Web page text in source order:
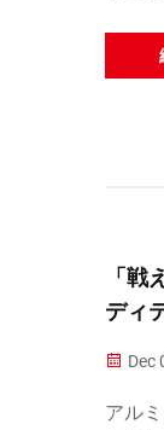
宇宙
す…
「戦
ディ
Dec
アル